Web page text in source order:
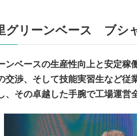
グリーンベース ブシ
ンベースの生産性向上と安定稼
交渉、そして技能実習生など従
、その卓越した手腕で工場運営